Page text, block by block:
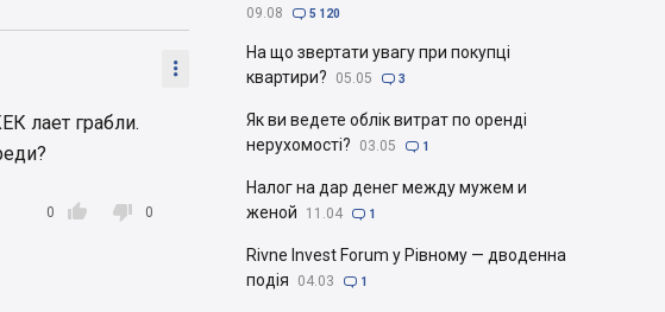

лает грабли.

0  0
09.08  5 120
На що звертати увагу при покупці
квартири?
05.05  3
Як ви ведете облік витрат по оренді
нерухомості?
03.05  1
Налог на дар денег между мужем и
женой
11.04  1
Rivne Invest Forum у Рівному — дводенна
подія
04.03  1